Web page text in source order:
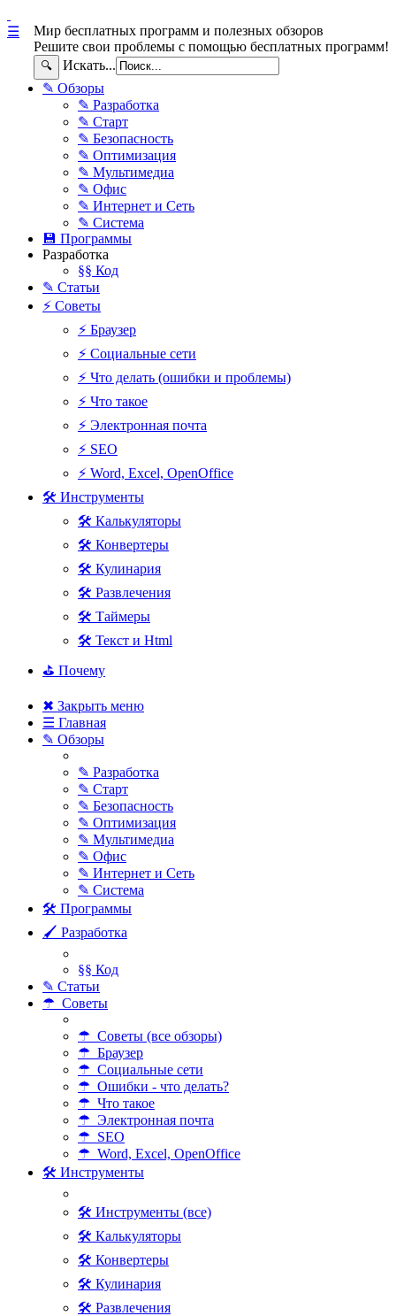
Мир бесплатных программ и полезных обзоров
Решите свои проблемы с помощью бесплатных программ!
🔍 Искать...
☰
✎ Обзоры
✎ Разработка
✎ Старт
✎ Безопасность
✎ Оптимизация
✎ Мультимедиа
✎ Офис
✎ Интернет и Сеть
✎ Система
💾 Программы
Разработка
§§ Код
✎ Статьи
⚡ Советы
⚡ Браузер
⚡ Социальные сети
⚡ Что делать (ошибки и проблемы)
⚡ Что такое
⚡ Электронная почта
⚡ SEO
⚡ Word, Excel, OpenOffice
🛠 Инструменты
🛠 Калькуляторы
🛠 Конвертеры
🛠 Кулинария
🛠 Развлечения
🛠 Таймеры
🛠 Текст и Html
⛳ Почему
✖ Закрыть меню
☰ Главная
✎ Обзоры
✎ Разработка
✎ Старт
✎ Безопасность
✎ Оптимизация
✎ Мультимедиа
✎ Офис
✎ Интернет и Сеть
✎ Система
🛠 Программы
🖌 Разработка
§§ Код
✎ Статьи
☂ Советы
☂ Советы (все обзоры)
☂ Браузер
☂ Социальные сети
☂ Ошибки - что делать?
☂ Что такое
☂ Электронная почта
☂ SEO
☂ Word, Excel, OpenOffice
🛠 Инструменты
🛠 Инструменты (все)
🛠 Калькуляторы
🛠 Конвертеры
🛠 Кулинария
🛠 Развлечения